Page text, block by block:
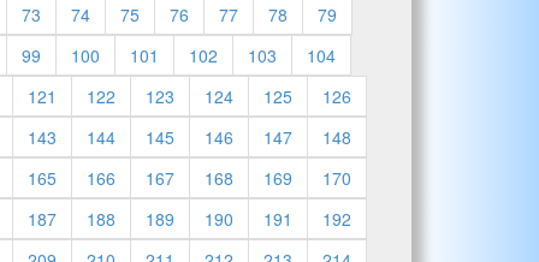
73 74 75 76 77 78
79
99 100 101 102 103
104
121 122 123 124 125
126
143 144 145 146 147
148
165 166 167 168 169
170
187 188 189 190 191
192